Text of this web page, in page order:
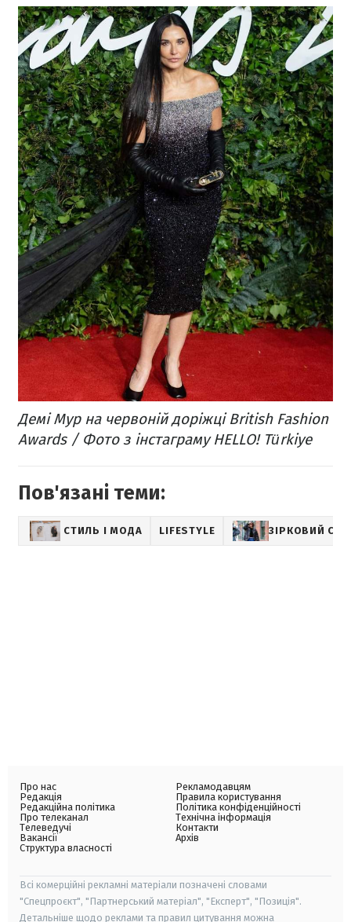
Демі Мур на червоній доріжці British Fashion
Awards / Фото з інстаграму HELLO! Türkiye
Пов'язані теми:
СТИЛЬ І МОДА LIFESTYLE ЗІРКОВИЙ
Про нас
Редакція
Редакційна політика
Про телеканал
Телеведучі
Вакансії
Структура власності
Рекламодавцям
Правила користування
Політика конфіденційності
Технічна інформація
Контакти
Архів
Всі комерційні рекламні матеріали позначені словами
"Спецпроєкт", "Партнерський матеріал", "Експерт", "Позиція".
Детальніше щодо реклами та правил цитування можна